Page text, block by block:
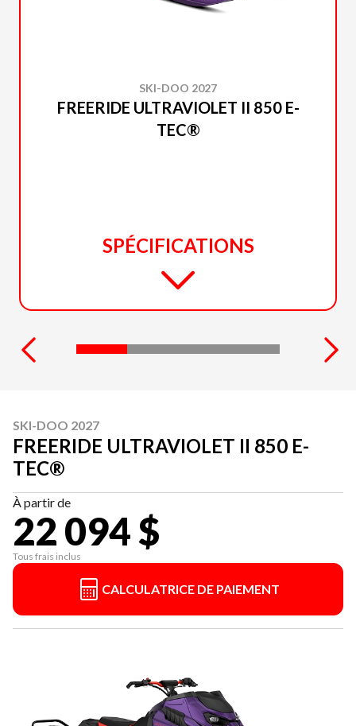
SKI-DOO 2027
FREERIDE ULTRAVIOLET II 850 E-
TEC®
SPÉCIFICATIONS
SKI-DOO 2027
FREERIDE ULTRAVIOLET II 850 E-
TEC®
À partir de
22 094 $
Tous frais inclus
CALCULATRICE DE PAIEMENT